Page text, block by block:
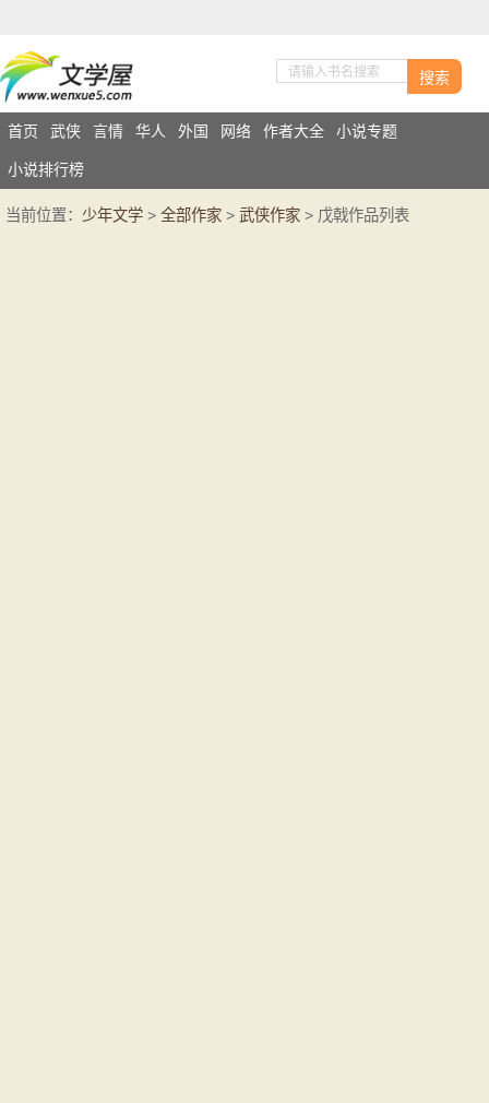
搜索
首页 武侠 言情 华人 外国 网络 作者大全 小说专题
小说排行榜
当前位置： 少年文学 > 全部作家 > 武侠作家 > 戊戟作品列表